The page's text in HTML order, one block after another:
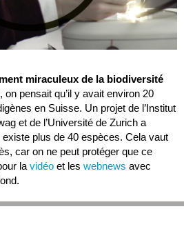
miraculeux de la biodiversité
on pensait qu’il y avait environ 20
en Suisse. Un projet de l’Institut
et de l’Université de Zurich a
existe plus de 40 espèces. Cela vaut
car on ne peut protéger que ce
la vidéo et les webnews avec